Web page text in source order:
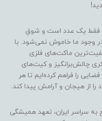
فقط یک عدد است و شوقِ
وجود ما خاموش نمی‌شود. با
ماکت‌های فلزی
چالش‌برانگیز و کیت‌های
را فراهم کرده‌ایم تا هر
از هیجان و آرامش پیدا کند.
به سراسر ایران، تعهد همیشگی